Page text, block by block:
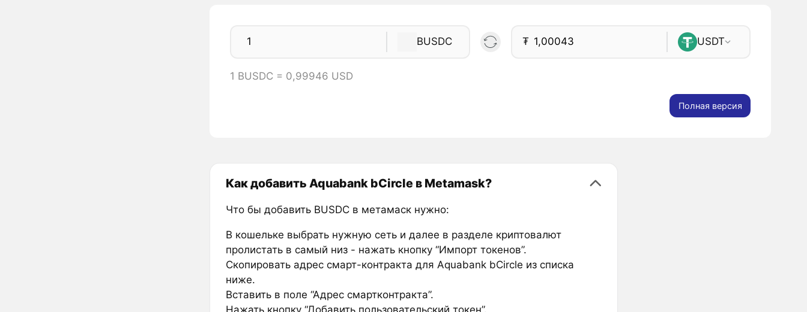
BUSDC ₮ USDT
1 BUSDC = 0,99946 USD
Полная версия
Как добавить Aquabank bCircle в Metamask?
Что бы добавить BUSDC в метамаск нужно:
В кошельке выбрать нужную сеть и далее в разделе криптовалют
пролистать в самый низ - нажать кнопку “Импорт токенов”.
Скопировать адрес смарт-контракта для Aquabank bCircle из списка
ниже.
Вставить в поле “Адрес смартконтракта”.